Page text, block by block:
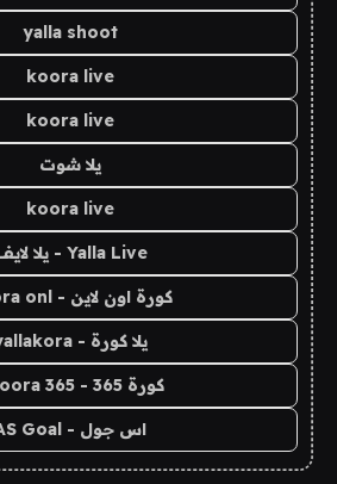
yalla shoot
koora live
koora live
يلا شوت
koora live
Yalla Live - يلا لايف
كورة اون لاين - koora onl
يلا كورة - yallakora
كورة 365 - kooora 365
اس جول - AS Goal